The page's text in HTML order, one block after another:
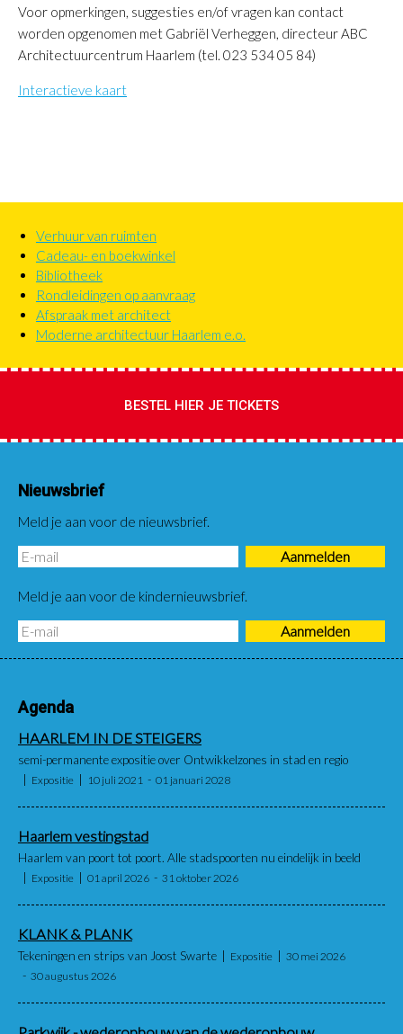
Voor opmerkingen, suggesties en/of vragen kan contact
worden opgenomen met Gabriël Verheggen, directeur ABC
Architectuurcentrum Haarlem (tel. 023 534 05 84)
Interactieve kaart
Submenu
in
header
Verhuur van ruimten
Cadeau- en boekwinkel
Bibliotheek
Rondleidingen op aanvraag
Afspraak met architect
Moderne architectuur Haarlem e.o.
BESTEL HIER JE TICKETS
Nieuwsbrief
Meld je aan voor de nieuwsbrief.
Meld je aan voor de kindernieuwsbrief.
Agenda
HAARLEM IN DE STEIGERS
semi-permanente expositie over Ontwikkelzones in stad en regio
Expositie 10 juli 2021 01 januari 2028
Haarlem vestingstad
Haarlem van poort tot poort. Alle stadspoorten nu eindelijk in beeld
Expositie 01 april 2026 31 oktober 2026
KLANK & PLANK
Tekeningen en strips van Joost Swarte Expositie
30 mei 2026
30 augustus 2026